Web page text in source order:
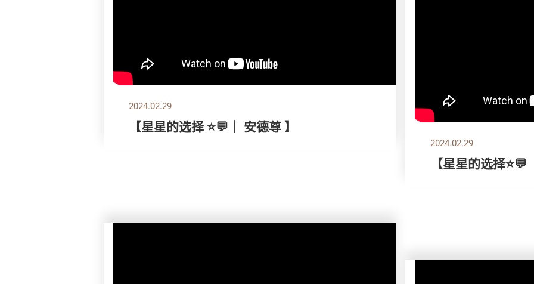
2024.02.29
【星星的选择 ⭐💬｜ 安德尊 】
2024.02.29
【星星的选择